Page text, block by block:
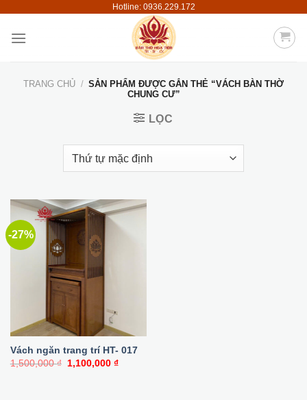
content
Hotline: 0936.229.172
TRANG CHỦ / SẢN PHẨM ĐƯỢC GẮN THẺ “VÁCH BÀN THỜ
CHUNG CƯ”
LỌC
-27%
Vách ngăn trang trí HT- 017
1,500,000₫
Giá
1,100,000 ₫Giá